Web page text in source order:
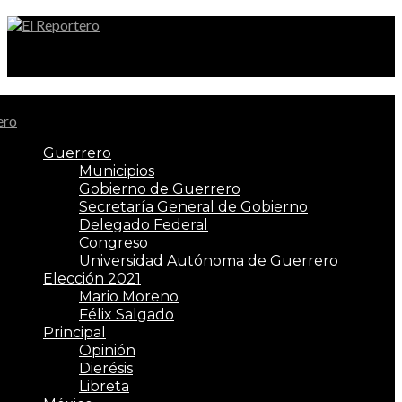
Guerrero
Municipios
Gobierno de Guerrero
Secretaría General de Gobierno
Delegado Federal
Congreso
Universidad Autónoma de Guerrero
Elección 2021
Mario Moreno
Félix Salgado
Principal
Opinión
Dierésis
Libreta